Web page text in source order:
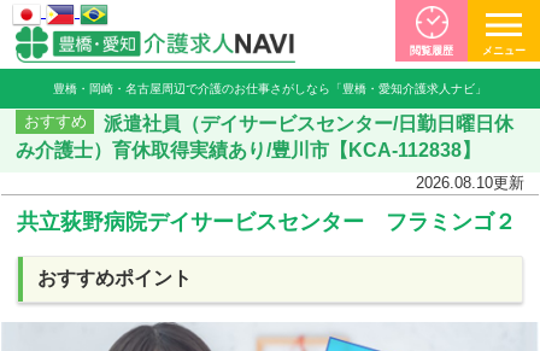
豊橋・岡崎・名古屋周辺で介護のお仕事さがしなら「豊橋・愛知介護求人ナビ」
閲覧履歴 メニュー
おすすめ
派遣社員（デイサービスセンター/日勤日曜日休
み介護士）育休取得実績あり/豊川市【KCA-112838】
2026.08.10更新
共立荻野病院デイサービスセンター フラミンゴ２
おすすめポイント